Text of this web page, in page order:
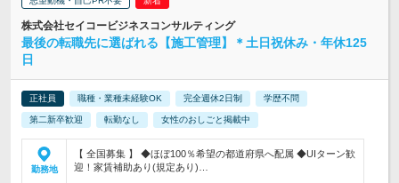
株式会社セイコービジネスコンサルティング
最後の転職先に選ばれる【施工管理】＊土日祝休み・年休125
日
正社員 職種・業種未経験OK 完全週休2日制 学歴不問
第二新卒歓迎 転勤なし 女性のおしごと掲載中
勤務地
【 全国募集 】 ◆ほぼ100％希望の都道府県へ配属 ◆UIターン歓
迎！家賃補助あり(規定あり)…